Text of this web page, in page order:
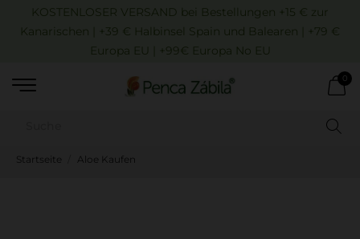
KOSTENLOSER VERSAND bei Bestellungen +15 € zur
Kanarischen | +39 € Halbinsel Spain und Balearen | +79 €
Europa EU | +99€ Europa No EU
0
Startseite Aloe Kaufen